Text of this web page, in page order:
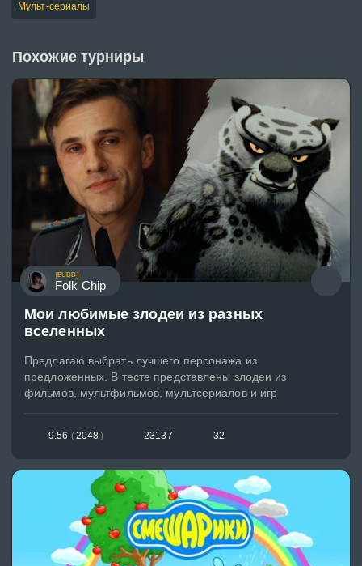
Мульт-сериалы
Похожие турниры
[BUDD]
Folk Chip
Мои любимые злодеи из разных
вселенных
Предлагаю выбрать лучшего персонажа из
предложенных. В тесте представлены злодеи из
фильмов, мультфильмов, мультсериалов и игр
9.56 (2048) 23137 32